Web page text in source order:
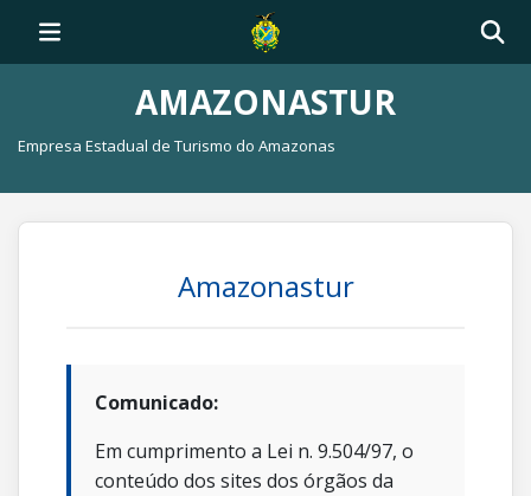
AMAZONASTUR
Empresa Estadual de Turismo do Amazonas
Amazonastur
Comunicado:
Em cumprimento a Lei n. 9.504/97, o
conteúdo dos sites dos órgãos da